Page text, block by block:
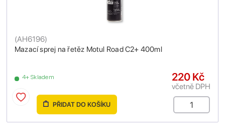
Mazací sprej na řetěz Motul Road C2+ 400ml
(AH6196)
4+ Skladem 220 Kč
včetně DPH
PŘIDAT DO KOŠÍKU